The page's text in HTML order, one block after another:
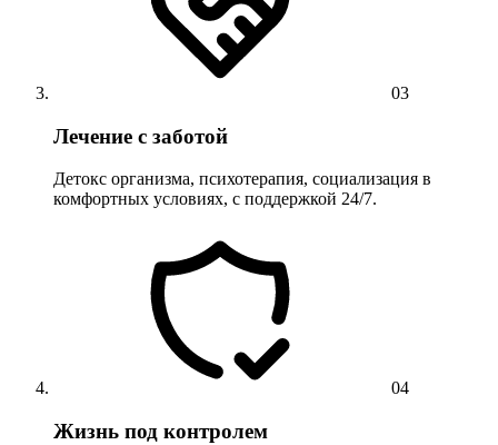
03
Лечение с заботой
Детокс организма, психотерапия, социализация в
комфортных условиях, с поддержкой 24/7.
04
Жизнь под контролем